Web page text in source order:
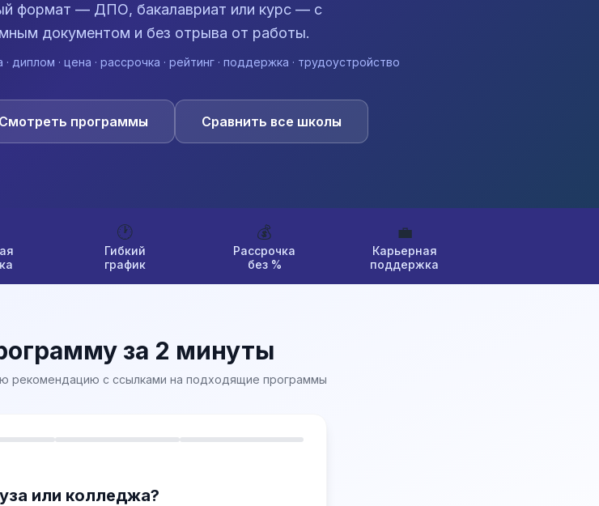
формат — ДПО, бакалавриат или курс — с
документом и без отрыва от работы.
· цена · рассрочка · рейтинг · поддержка · трудоустройство
Смотреть программы Сравнить все школы
🕐
Гибкий
график
💰
Рассрочка
без %
💼
Карьерная
поддержка
за 2 минуты
рекомендацию с ссылками на подходящие программы
или колледжа?